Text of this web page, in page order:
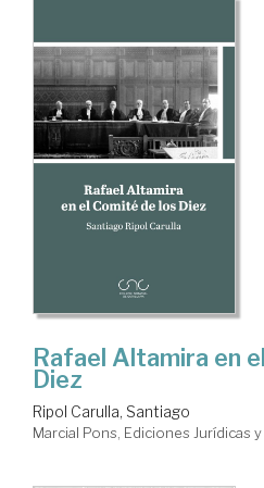
Rafael Altamira en
Diez
Ripol Carulla, Santiago
Marcial Pons, Ediciones Jurídicas